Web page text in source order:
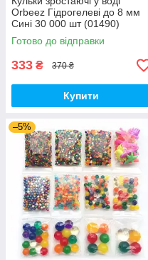
Orbeez Гідрогелеві до 8 мм
Сині 30 000 шт (01490)
Готово до відправки
333 ₴ 370 ₴
Купити
–5%